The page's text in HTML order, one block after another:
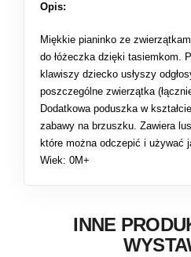
Opis:
Miękkie pianinko ze
do łóżeczka dzięki tasiemkom.
klawiszy dziecko usłyszy
poszczególne zwierzątka
Dodatkowa poduszka w
zabawy na brzuszku. Zawiera
które można odczepić i używać
Wiek: 0M+
INNE